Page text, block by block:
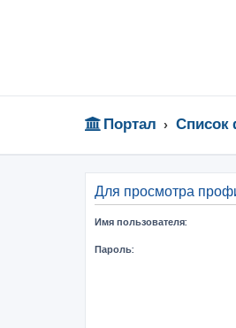
Портал Список
Для просмотра
Имя пользователя:
Пароль: